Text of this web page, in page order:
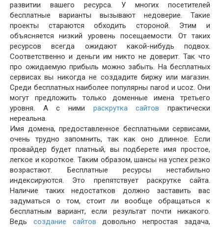
развитии вашего ресурса. У многих посетителей
бесплатные варианты вызывают недоверие. Такие
проекты стараются обходить стороной. Этим и
объясняется низкий уровень посещаемости. От таких
ресурсов всегда ожидают какой-нибудь подвох.
Соответственно и деньги им никто не доверит. Так что
про ожидаемую прибыль можно забыть. На бесплатных
сервисах вы никогда не создадите биржу или магазин.
Среди бесплатных наиболее популярны narod и ucoz. Они
могут предложить только доменные имена третьего
уровня. А с ними раскрутка сайтов практически
нереальна.
Имя домена, предоставленное бесплатными сервисами,
очень трудно запомнить, так как оно длинное. Если
провайдер будет платный, вы подберете имя простое,
легкое и короткое. Таким образом, шансы на успех резко
возрастают. Бесплатные ресурсы нестабильно
индексируются. Это препятствует раскрутке сайта.
Наличие таких недостатков должно заставить вас
задуматься о том, стоит ли вообще обращаться к
бесплатным вариант, если результат почти никакого.
Ведь создание сайтов довольно непростая задача,